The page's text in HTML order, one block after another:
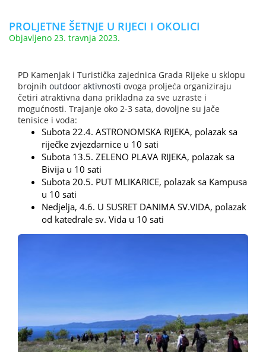
PROLJETNE ŠETNJE U RIJECI I OKOLICI
Objavljeno 23. travnja 2023.
PD Kamenjak i Turistička zajednica Grada Rijeke u sklopu
brojnih outdoor aktivnosti ovoga proljeća organiziraju
četiri atraktivna dana prikladna za sve uzraste i
mogućnosti. Trajanje oko 2-3 sata, dovoljne su jače
tenisice i voda:
Subota 22.4. ASTRONOMSKA RIJEKA, polazak sa
riječke zvjezdarnice u 10 sati
Subota 13.5. ZELENO PLAVA RIJEKA, polazak sa
Bivija u 10 sati
Subota 20.5. PUT MLIKARICE, polazak sa Kampusa
u 10 sati
Nedjelja, 4.6. U SUSRET DANIMA SV.VIDA, polazak
od katedrale sv. Vida u 10 sati